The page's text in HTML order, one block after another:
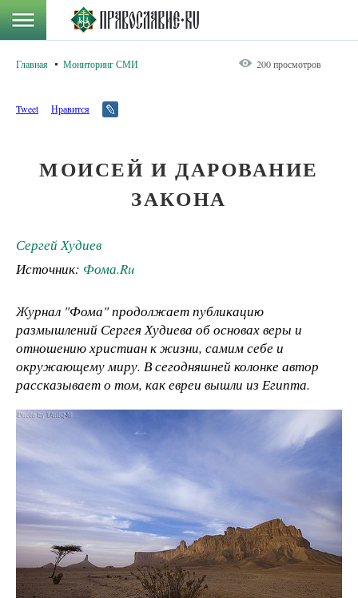
Главная Мониторинг СМИ 200 просмотров
Tweet Нравится
МОИСЕЙ И ДАРОВАНИЕ
ЗАКОНА
Сергей Худиев
Источник: Фома.Ru
Журнал "Фома" продолжает публикацию
размышлений Сергея Худиева об основах веры и
отношению христиан к жизни, самим себе и
окружающему миру. В сегодняшней колонке автор
рассказывает о том, как евреи вышли из Египта.